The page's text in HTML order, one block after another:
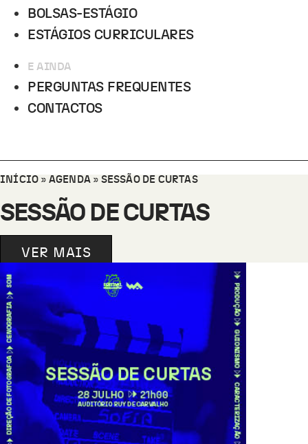
BOLSAS-ESTÁGIO
ESTÁGIOS CURRICULARES
E AINDA
PERGUNTAS FREQUENTES
CONTACTOS
INÍCIO » AGENDA » SESSÃO DE CURTAS
SESSÃO DE CURTAS
VER MAIS